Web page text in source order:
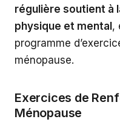
régulière soutient à
physique et mental,
programme
ménopause.
Exercices de
Ménopause